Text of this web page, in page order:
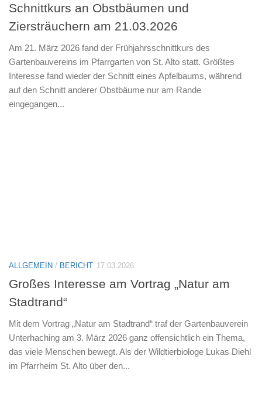
Schnittkurs an Obstbäumen und
Ziersträuchern am 21.03.2026
Am 21. März 2026 fand der Frühjahrsschnittkurs des
Gartenbauvereins im Pfarrgarten von St. Alto statt. Größtes
Interesse fand wieder der Schnitt eines Apfelbaums, während
auf den Schnitt anderer Obstbäume nur am Rande
eingegangen...
ALLGEMEIN / BERICHT 17.03.2026
Großes Interesse am Vortrag „Natur am
Stadtrand“
Mit dem Vortrag „Natur am Stadtrand“ traf der Gartenbauverein
Unterhaching am 3. März 2026 ganz offensichtlich ein Thema,
das viele Menschen bewegt. Als der Wildtierbiologe Lukas Diehl
im Pfarrheim St. Alto über den...